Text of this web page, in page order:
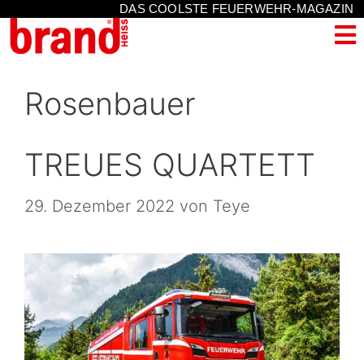
DAS COOLSTE FEUERWEHR-MAGAZIN
Rosenbauer
TREUES QUARTETT
29. Dezember 2022 von Teye